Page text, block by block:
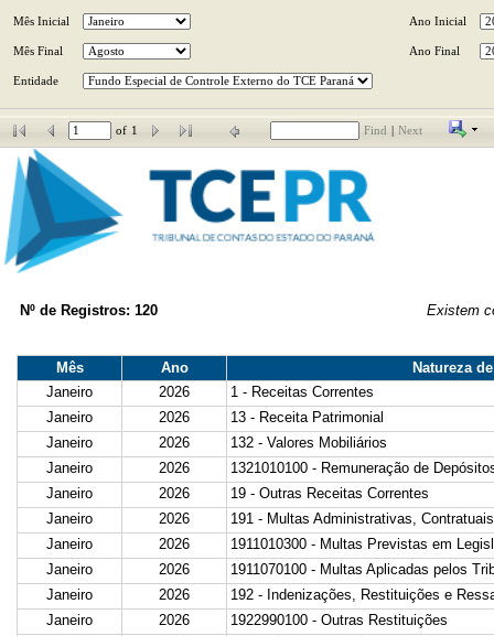
Mês Inicial Ano Inicial
Mês Final Ano Final
Entidade
of 1 Find Next
Nº de Registros: 120 Existem
Mês Ano
Natureza
Janeiro
2026
1 - Receitas Correntes
Janeiro
2026
13 - Receita Patrimonial
Janeiro
2026
132 - Valores Mobiliários
Janeiro
2026
1321010100 - Remuneração de
Janeiro
2026
19 - Outras Receitas Correntes
Janeiro
2026
191 - Multas Administrativas,
Janeiro
2026
1911010300 - Multas Previstas em
Janeiro
2026
1911070100 - Multas Aplicadas pelos
Janeiro
2026
192 - Indenizações, Restituições e
Janeiro
2026
1922990100 - Outras Restituições